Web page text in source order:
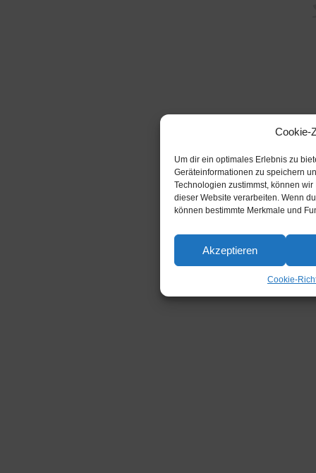
Cookie-
Um dir ein optimales Erlebnis zu
Geräteinformationen zu speichern
Technologien zustimmst, können
dieser Website verarbeiten. Wenn
können bestimmte Merkmale und
Akzeptieren
Cookie-